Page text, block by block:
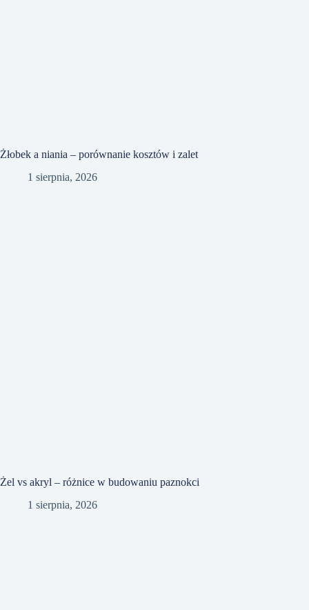
Żłobek a niania – porównanie kosztów i zalet
1 sierpnia, 2026
Żel vs akryl – różnice w budowaniu paznokci
1 sierpnia, 2026